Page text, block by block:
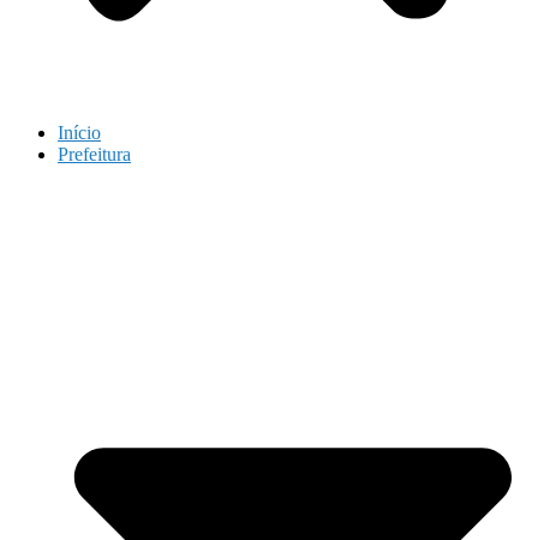
Início
Prefeitura